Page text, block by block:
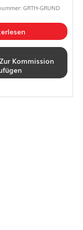
GRTH-GRUND
Zur Kommission